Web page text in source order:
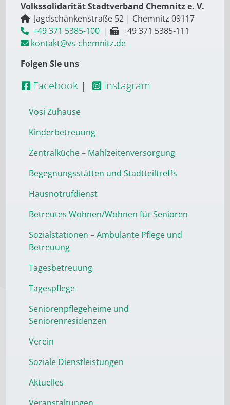
Volkssolidarität Stadtverband Chemnitz e. V.
Jagdschänkenstraße 52 | Chemnitz 09117
+49 371 5385-100 |
+49 371 5385-111
kontakt@vs-chemnitz.de
Folgen Sie uns
Facebook | Instagram
Vosi Zuhause
Kinderbetreuung
Zentralküche – Mahlzeitenversorgung
Begegnungsstätten und Stadtteiltreffs
Hausnotrufdienst
Betreutes Wohnen/Wohnen für Senioren
Sozialstationen – Ambulante Pflege und
Betreuung
Tagesbetreuung
Tagespflege
Seniorenpflegeheime und
Seniorenresidenzen
Verein
Soziale Dienstleistungen
Aktuelles